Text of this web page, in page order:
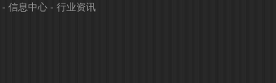
-信息中心 -行业资讯